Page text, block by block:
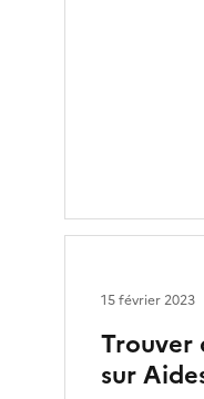
Trouver
sur
15 février 2023